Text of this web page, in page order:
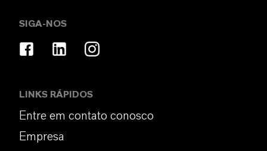
SIGA-NOS
LINKS RÁPIDOS
Entre em contato conosco
Empresa